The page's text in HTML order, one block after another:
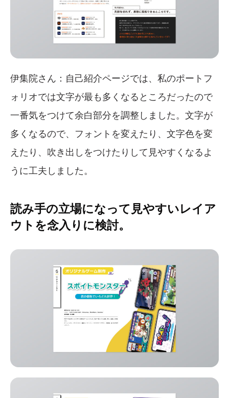
伊集院さん：自己紹介ページでは、私のポートフ
ォリオでは文字が最も多くなるところだったので
一番気をつけて余白部分を調整しました。文字が
多くなるので、フォントを変えたり、文字色を変
えたり、吹き出しをつけたりして見やすくなるよ
うに工夫しました。
読み手の立場になって見やすいレイア
ウトを念入りに検討。